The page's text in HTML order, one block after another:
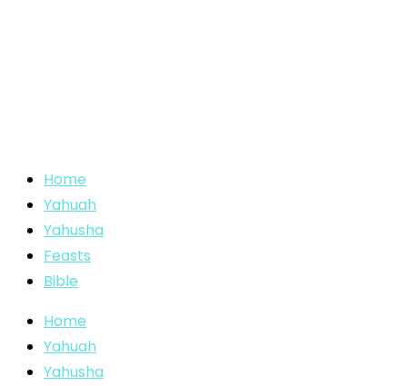
Home
Yahuah
Yahusha
Feasts
Bible
Home
Yahuah
Yahusha